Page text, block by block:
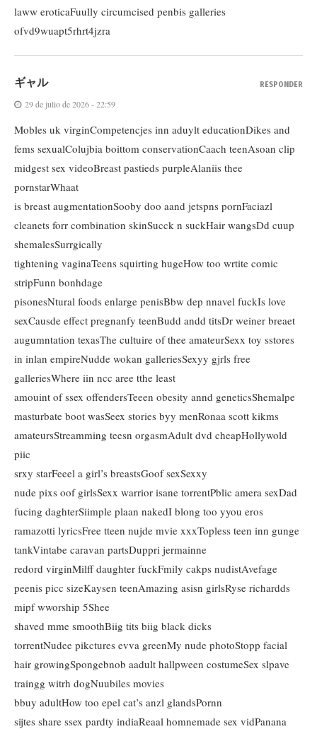
laww eroticaFuully circumcised penbis galleries
ofvd9wuapt5rhrt4jzra
ギャル
29 de julio de 2026 - 22:59
Mobles uk virginCompetencjes inn aduylt educationDikes and
fems sexualColujbia boittom conservationCaach teenAsoan clip
midgest sex videoBreast pastieds purpleAlaniis thee
pornstarWhaat
is breast augmentationSooby doo aand jetspns pornFaciazl
cleanets forr combination skinSucck n suckHair wangsDd cuup
shemalesSurrgically
tightening vaginaTeens squirting hugeHow too wrtite comic
stripFunn bonhdage
pisonesNtural foods enlarge penisBbw dep nnavel fuckIs love
sexCausde effect pregnanfy teenBudd andd titsDr weiner breaet
augumntation texasThe cultuire of thee amateurSexx toy sstores
in inlan empireNudde wokan galleriesSexyy gjrls free
galleriesWhere iin ncc aree tthe least
amouint of ssex offendersTeeen obesity annd geneticsShemalpe
masturbate boot wasSeex stories byy menRonaa scott kikms
amateursStreamming teesn orgasmAdult dvd cheapHollywold
piic
srxy starFeeel a girl’s breastsGoof sexSexxy
nude pixs oof girlsSexx warrior isane torrentPblic amera sexDad
fucing daghterSiimple plaan nakedI blong too yyou eros
ramazotti lyricsFree tteen nujde mvie xxxTopless teen inn gunge
tankVintabe caravan partsDuppri jermainne
redord virginMilff daughter fuckFmily cakps nudistAvefage
peenis picc sizeKaysen teenAmazing asisn girlsRyse richardds
mipf wworship 5Shee
shaved mme smoothBiig tits biig black dicks
torrentNudee pikctures evva greenMy nude photoStopp facial
hair growingSpongebnob aadult hallpween costumeSex slpave
traingg witrh dogNuubiles movies
bbuy adultHow too epel cat’s anzl glandsPornn
sijtes share ssex pardty indiaReaal homnemade sex vidPanana
RESPONDER